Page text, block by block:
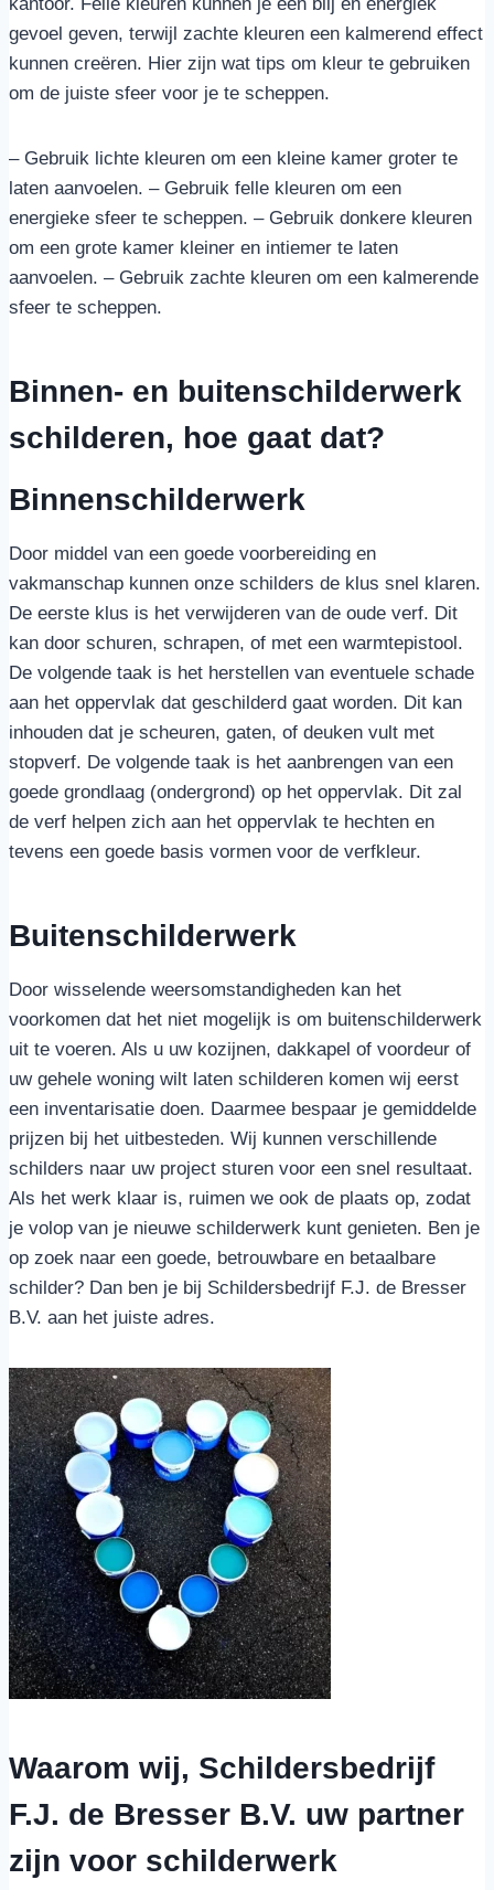
gevoel geven, terwijl zachte kleuren een kalmerend effect
kunnen creëren. Hier zijn wat tips om kleur te gebruiken
om de juiste sfeer voor je te scheppen.
– Gebruik lichte kleuren om een kleine kamer groter te
laten aanvoelen. – Gebruik felle kleuren om een
energieke sfeer te scheppen. – Gebruik donkere kleuren
om een grote kamer kleiner en intiemer te laten
aanvoelen. – Gebruik zachte kleuren om een kalmerende
sfeer te scheppen.
Binnen- en buitenschilderwerk
schilderen, hoe gaat dat?
Binnenschilderwerk
Door middel van een goede voorbereiding en
vakmanschap kunnen onze schilders de klus snel klaren.
De eerste klus is het verwijderen van de oude verf. Dit
kan door schuren, schrapen, of met een warmtepistool.
De volgende taak is het herstellen van eventuele schade
aan het oppervlak dat geschilderd gaat worden. Dit kan
inhouden dat je scheuren, gaten, of deuken vult met
stopverf. De volgende taak is het aanbrengen van een
goede grondlaag (ondergrond) op het oppervlak. Dit zal
de verf helpen zich aan het oppervlak te hechten en
tevens een goede basis vormen voor de verfkleur.
Buitenschilderwerk
Door wisselende weersomstandigheden kan het
voorkomen dat het niet mogelijk is om buitenschilderwerk
uit te voeren. Als u uw kozijnen, dakkapel of voordeur of
uw gehele woning wilt laten schilderen komen wij eerst
een inventarisatie doen. Daarmee bespaar je gemiddelde
prijzen bij het uitbesteden. Wij kunnen verschillende
schilders naar uw project sturen voor een snel resultaat.
Als het werk klaar is, ruimen we ook de plaats op, zodat
je volop van je nieuwe schilderwerk kunt genieten. Ben je
op zoek naar een goede, betrouwbare en betaalbare
schilder? Dan ben je bij Schildersbedrijf F.J. de Bresser
B.V. aan het juiste adres.
Waarom wij, Schildersbedrijf
F.J. de Bresser B.V. uw partner
zijn voor schilderwerk